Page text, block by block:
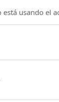
está usando el